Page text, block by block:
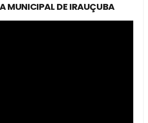
MUNICIPAL DE IRAUÇUBA